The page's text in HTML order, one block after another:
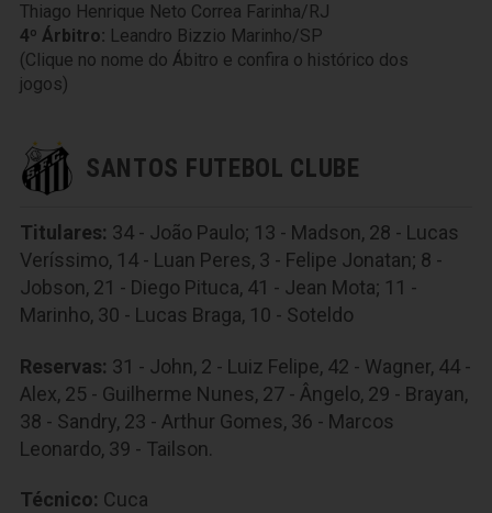
Thiago Henrique Neto Correa Farinha/RJ
4º Árbitro: Leandro Bizzio Marinho/SP
(Clique no nome do Ábitro e confira o histórico dos
jogos)
SANTOS FUTEBOL CLUBE
Titulares: 34 - João Paulo; 13 - Madson, 28 - Lucas
Veríssimo, 14 - Luan Peres, 3 - Felipe Jonatan; 8 -
Jobson, 21 - Diego Pituca, 41 - Jean Mota; 11 -
Marinho, 30 - Lucas Braga, 10 - Soteldo
Reservas: 31 - John, 2 - Luiz Felipe, 42 - Wagner, 44 -
Alex, 25 - Guilherme Nunes, 27 - Ângelo, 29 - Brayan,
38 - Sandry, 23 - Arthur Gomes, 36 - Marcos
Leonardo, 39 - Tailson.
Técnico: Cuca